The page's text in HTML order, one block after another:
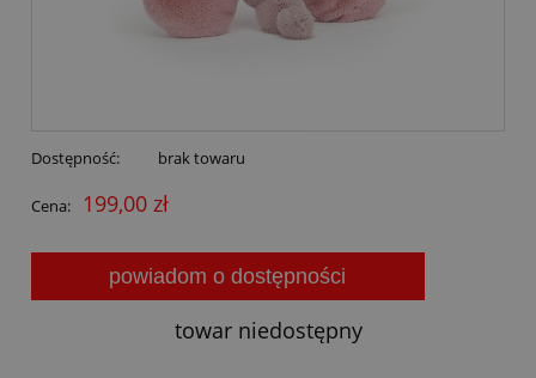
Dostępność: brak towaru
Cena: 199,00 zł
powiadom o dostępności
towar niedostępny